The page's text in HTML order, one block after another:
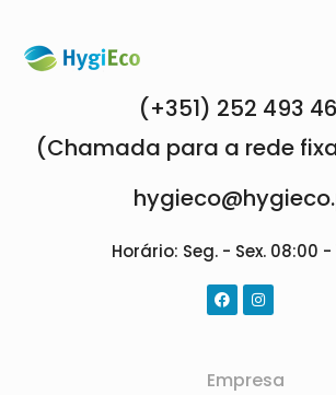
(+351) 252 493
(Chamada para a rede
Horário: Seg. - Sex. 08:00 -
Empresa